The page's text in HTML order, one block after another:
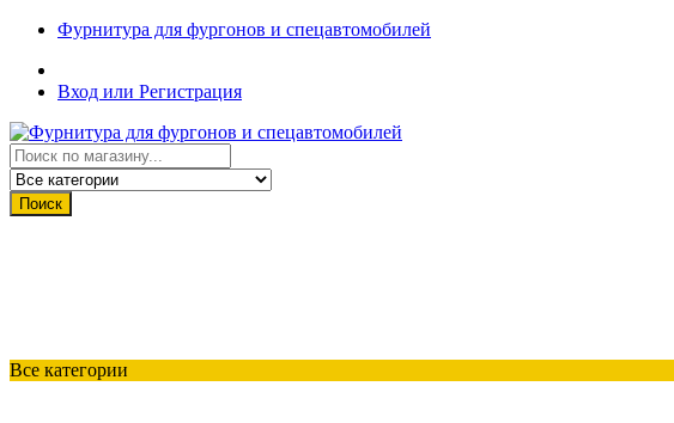
Фурнитура для фургонов и спецавтомобилей
Вход или Регистрация
Поиск
Все категории